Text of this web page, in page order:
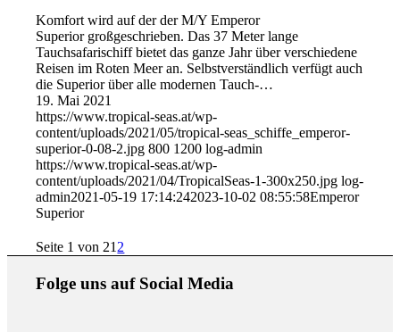
Komfort wird auf der der M/Y Emperor
Superior großgeschrieben. Das 37 Meter lange
Tauchsafarischiff bietet das ganze Jahr über verschiedene
Reisen im Roten Meer an. Selbstverständlich verfügt auch
die Superior über alle modernen Tauch-…
19. Mai 2021
https://www.tropical-seas.at/wp-
content/uploads/2021/05/tropical-seas_schiffe_emperor-
superior-0-08-2.jpg 800 1200 log-admin
https://www.tropical-seas.at/wp-
content/uploads/2021/04/TropicalSeas-1-300x250.jpg log-
admin2021-05-19 17:14:242023-10-02 08:55:58Emperor
Superior
Seite 1 von 21 2
Folge uns auf Social Media